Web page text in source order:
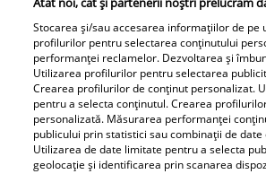
dezvoltarea copiilor
prim
care
Diva Hair
Stocarea și/sau accesarea informațiilor de pe
profilurilor pentru selectarea conținutului
performanței reclamelor. Dezvoltarea și
Utilizarea profilurilor pentru selectarea
Crearea profilurilor de conținut personalizat.
pentru a selecta conținutul. Crearea
personalizată. Măsurarea performanței
publicului prin statistici sau combinații de
Utilizarea de date limitate pentru a selecta
geolocație și identificarea prin scanarea